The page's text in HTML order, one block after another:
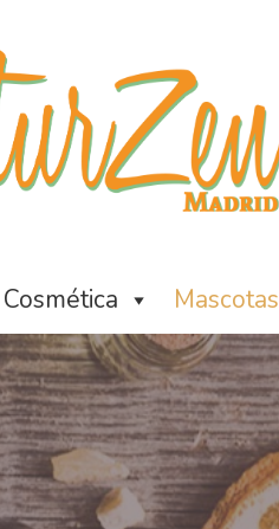
Cosmética Mascotas